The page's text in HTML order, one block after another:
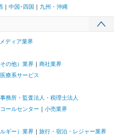
中国･四国 九州・沖縄
ディア業界
の他）業界
商社業界
療系サービス
務所・監査法人・税理士法人
ールセンター
小売業界
ギー）業界
旅行・宿泊・レジャー業界